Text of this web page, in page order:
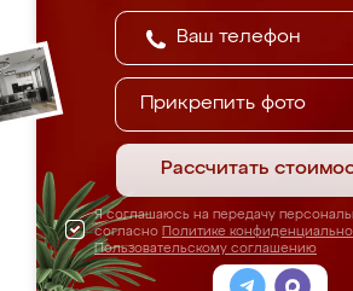
Прикрепить фото
Рассчитать
Я соглашаюсь на передачу
согласно Политике
Пользовательскому соглашению